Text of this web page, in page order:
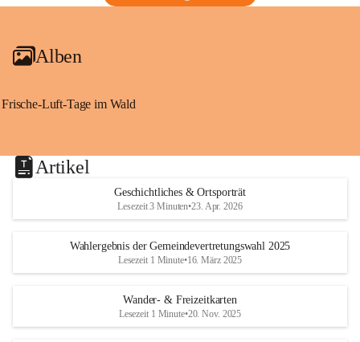
Alben
Frische-Luft-Tage im Wald
Artikel
Geschichtliches & Ortsporträt
Lesezeit 3 Minuten•23. Apr. 2026
Wahlergebnis der Gemeindevertretungswahl 2025
Lesezeit 1 Minute•16. März 2025
Wander- & Freizeitkarten
Lesezeit 1 Minute•20. Nov. 2025